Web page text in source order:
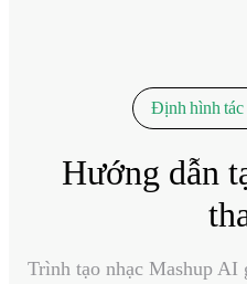
Định hình tác
Hướng dẫn
Trình tạo nhạc Mashup